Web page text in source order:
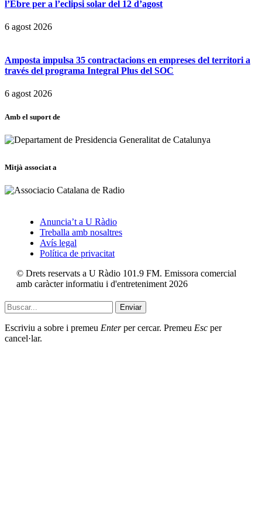
l’Ebre per a l’eclipsi solar del 12 d’agost
6 agost 2026
Amposta impulsa 35 contractacions en empreses del territori a
través del programa Integral Plus del SOC
6 agost 2026
Amb el suport de
Mitjà associat a
Anuncia’t a U Ràdio
Treballa amb nosaltres
Avís legal
Política de privacitat
© Drets reservats a U Ràdio 101.9 FM. Emissora comercial
amb caràcter informatiu i d'entreteniment 2026
Enviar
Escriviu a sobre i premeu Enterper cercar. Premeu Esc per
cancel·lar.